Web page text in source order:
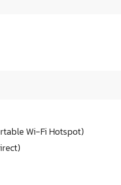
Wi-Fi Hotspot)